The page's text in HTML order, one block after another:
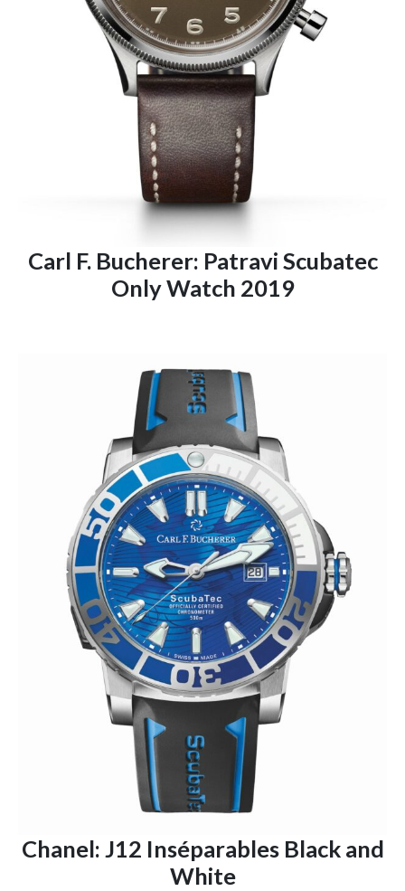
Carl F. Bucherer: Patravi Scubatec
Only Watch 2019
Chanel: J12 Inséparables Black and
White